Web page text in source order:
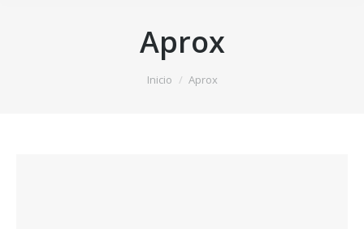
Aprox
Inicio Aprox